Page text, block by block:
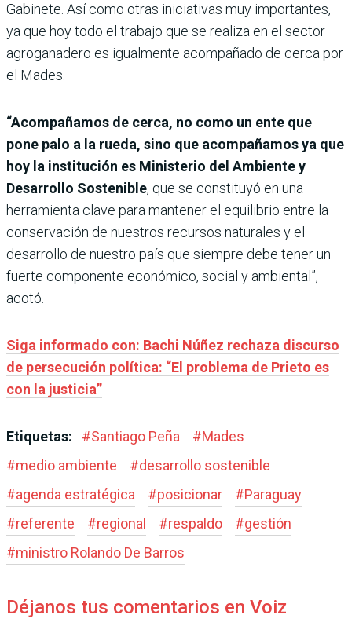
Gabinete. Así como otras iniciativas muy importantes,
ya que hoy todo el trabajo que se realiza en el sector
agroganadero es igualmente acompañado de cerca por
el Mades.
“Acompañamos de cerca, no como un ente que
pone palo a la rueda, sino que acompañamos ya que
hoy la institución es Ministerio del Ambiente y
Desarrollo Sostenible, que se constituyó en una
herramienta clave para mantener el equilibrio entre la
conservación de nuestros recursos naturales y el
desarrollo de nuestro país que siempre debe tener un
fuerte componente económico, social y ambiental”,
acotó.
Siga informado con: Bachi Núñez rechaza discurso
de persecución política: “El problema de Prieto es
con la justicia”
Etiquetas: #Santiago Peña #Mades
#medio ambiente #desarrollo sostenible
#agenda estratégica #posicionar #Paraguay
#referente #regional #respaldo #gestión
#ministro Rolando De Barros
Déjanos tus comentarios en Voiz